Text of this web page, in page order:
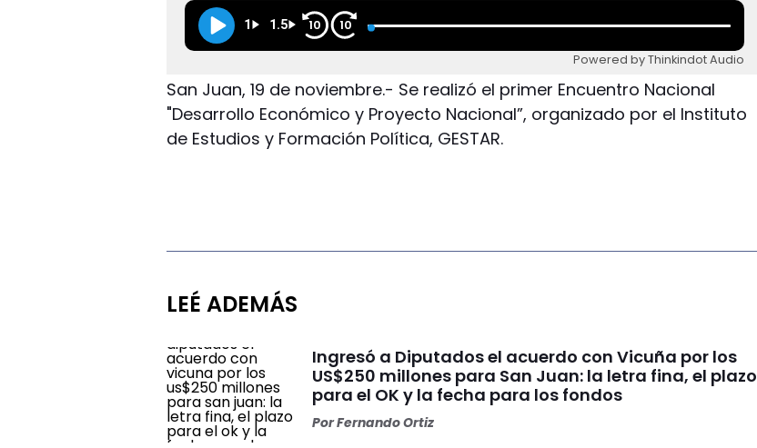
1 1.5 10 10
Powered by Thinkindot Audio
San Juan, 19 de noviembre.- Se realizó el primer Encuentro Nacional
"Desarrollo Económico y Proyecto Nacional”, organizado por el Instituto
de Estudios y Formación Política, GESTAR.
LEÉ ADEMÁS
Ingresó a Diputados el acuerdo con Vicuña por los
US$250 millones para San Juan: la letra fina, el plazo
para el OK y la fecha para los fondos
PorFernando Ortiz